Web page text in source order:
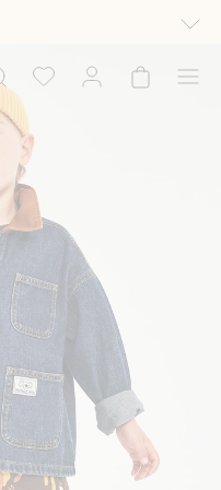
alennuksiin tai tarjouksiin.